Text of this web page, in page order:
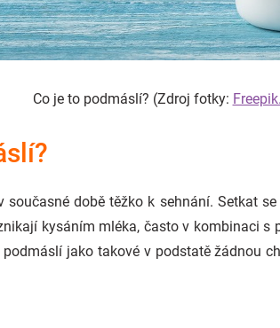
Co je to podmáslí? (Zdroj fotky:
současné době těžko k sehnání. Setkat
kysáním mléka, často v kombinaci s
podmáslí jako takové v podstatě žádnou